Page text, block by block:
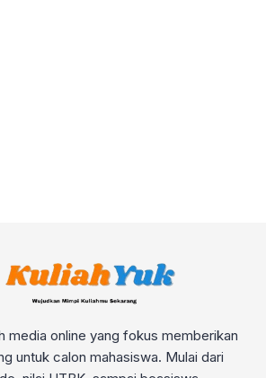
media online yang fokus memberikan
untuk calon mahasiswa. Mulai dari